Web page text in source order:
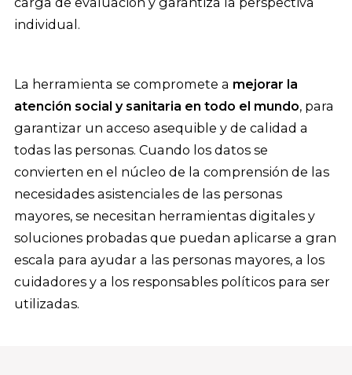
individual.
La herramienta se compromete a mejorar la
atención social y sanitaria en todo el mundo, para
garantizar un acceso asequible y de calidad a
todas las personas. Cuando los datos se
convierten en el núcleo de la comprensión de las
necesidades asistenciales de las personas
mayores, se necesitan herramientas digitales y
soluciones probadas que puedan aplicarse a gran
escala para ayudar a las personas mayores, a los
cuidadores y a los responsables políticos para ser
utilizadas.